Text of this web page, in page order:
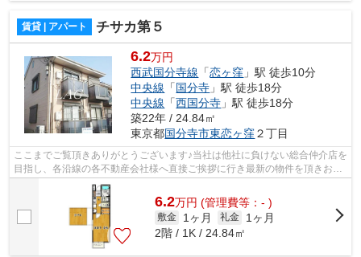
賃貸 | アパート チサカ第５
6.2万円
西武国分寺線 「恋ヶ窪 」駅 徒歩10分
中央線 「国分寺 」駅 徒歩18分
中央線 「西国分寺 」駅 徒歩18分
築22年 / 24.84㎡
東京都国分寺市東恋ヶ窪２丁目
ここまでご覧頂きありがとうございます♪当社は他社に負けない総合仲介店を
目指し、各沿線の各不動産会社様へ直接ご挨拶に行き最新の物件を頂きお客
様へ提供しております！最新の情報は...
6.2万円 (管理費等：- )
敷金 1ヶ月 礼金
1ヶ月
2階 / 1K / 24.84㎡